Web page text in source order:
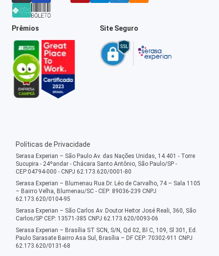
Prêmios Site Seguro
Políticas de Privacidade
Serasa Experian – São Paulo Av. das Nações Unidas, 14.401 - Torre
Sucupira - 24ºandar - Chácara Santo Antônio, São Paulo/SP -
CEP:04794-000 - CNPJ 62.173.620/0001-80
Serasa Experian – Blumenau Rua Dr. Léo de Carvalho, 74 – Sala 1105
– Bairro Velha, Blumenau/SC - CEP: 89036-239 CNPJ
62.173.620/0104-95
Serasa Experian – São Carlos Av. Doutor Heitor José Reali, 360, São
Carlos/SP CEP: 13571-385 CNPJ 62.173.620/0093-06
Serasa Experian – Brasília ST SCN, S/N, Qd 02, Bl C, 109, Sl 301, Ed.
Paulo Sarasate Bairro Asa Sul, Brasília – DF CEP: 70302-911 CNPJ
62.173.620/0131-68